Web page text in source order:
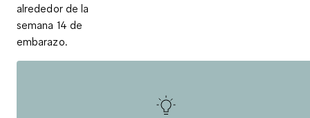
alrededor de la
semana 14 de
embarazo.